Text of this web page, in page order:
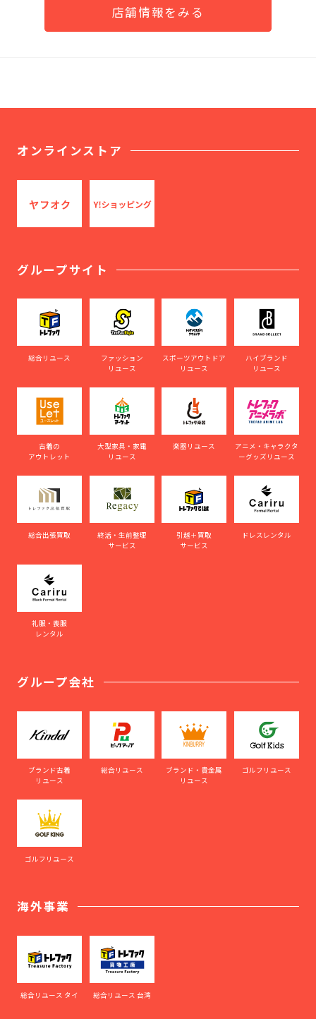
店舗情報をみる
オンラインストア
グループサイト
総合リユース
ファッション
リユース
スポーツアウトドア
リユース
ハイブランド
リユース
古着の
アウトレット
大型家具・家電
リユース
楽器リユース
アニメ・キャラクタ
ーグッズリユース
総合出張買取
終活・生前整理
サービス
引越＋買取
サービス
ドレスレンタル
礼服・喪服
レンタル
グループ会社
ブランド古着
リユース
総合リユース
ブランド・貴金属
リユース
ゴルフリユース
ゴルフリユース
海外事業
総合リユース タイ 総合リユース 台湾